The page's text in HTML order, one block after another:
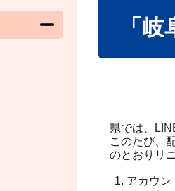
「
県では、
このたび、
のとおりリ
アカウン